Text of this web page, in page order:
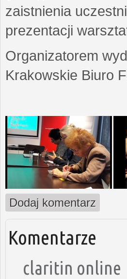
zaistnienia
prezentacji
Organizatorem
Krakowskie Biuro
Dodaj komentarz
Komentarze
claritin online